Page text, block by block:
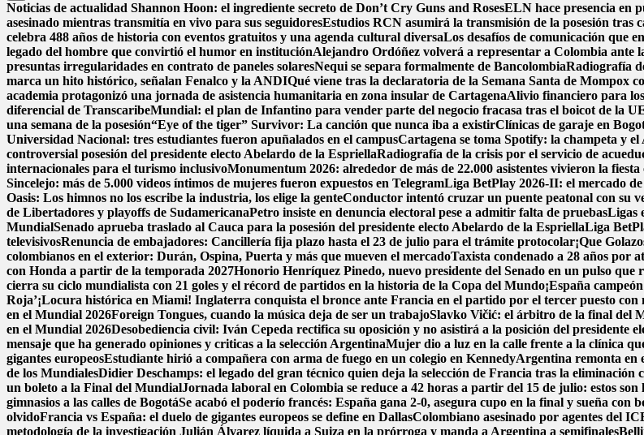
Noticias de actualidad Shannon Hoon: el ingrediente secreto de Don’t Cry Guns and RosesELN hace presencia en
asesinado mientras transmitía en vivo para sus seguidoresEstudios RCN asumirá la transmisión de la posesión tras
celebra 488 años de historia con eventos gratuitos y una agenda cultural diversaLos desafíos de comunicación que
legado del hombre que convirtió el humor en instituciónAlejandro Ordóñez volverá a representar a Colombia ante
presuntas irregularidades en contrato de paneles solaresNequi se separa formalmente de BancolombiaRadiografía
marca un hito histórico, señalan Fenalco y la ANDIQué viene tras la declaratoria de la Semana Santa de Mompox
academia protagonizó una jornada de asistencia humanitaria en zona insular de CartagenaAlivio financiero para
diferencial de TranscaribeMundial: el plan de Infantino para vender parte del negocio fracasa tras el boicot de la
una semana de la posesión“Eye of the tiger” Survivor: La canción que nunca iba a existirClínicas de garaje en
Universidad Nacional: tres estudiantes fueron apuñalados en el campusCartagena se toma Spotify: la champeta y
controversial posesión del presidente electo Abelardo de la EspriellaRadiografía de la crisis por el servicio de
internacionales para el turismo inclusivoMonumentum 2026: alrededor de más de 22.000 asistentes vivieron la
Sincelejo: más de 5.000 videos íntimos de mujeres fueron expuestos en TelegramLiga BetPlay 2026-II: el mercado
Oasis: Los himnos no los escribe la industria, los elige la genteConductor intentó cruzar un puente peatonal con su
de Libertadores y playoffs de SudamericanaPetro insiste en denuncia electoral pese a admitir falta de pruebasLigas
MundialSenado aprueba traslado al Cauca para la posesión del presidente electo Abelardo de la EspriellaLiga
televisivosRenuncia de embajadores: Cancillería fija plazo hasta el 23 de julio para el trámite protocolar¡Que
colombianos en el exterior: Durán, Ospina, Puerta y más que mueven el mercadoTaxista condenado a 28 años por
con Honda a partir de la temporada 2027Honorio Henríquez Pinedo, nuevo presidente del Senado en un pulso que
cierra su ciclo mundialista con 21 goles y el récord de partidos en la historia de la Copa del Mundo¡España
Roja’¡Locura histórica en Miami! Inglaterra conquista el bronce ante Francia en el partido por el tercer puesto con
en el Mundial 2026Foreign Tongues, cuando la música deja de ser un trabajoSlavko Vičić: el árbitro de la final del
en el Mundial 2026Desobediencia civil: Iván Cepeda rectifica su oposición y no asistirá a la posición del presidente
mensaje que ha generado opiniones y criticas a la selección ArgentinaMujer dio a luz en la calle frente a la clínica
gigantes europeosEstudiante hirió a compañera con arma de fuego en un colegio en KennedyArgentina remonta en
de los MundialesDidier Deschamps: el legado del gran técnico quien deja la selección de Francia tras la eliminación
un boleto a la Final del MundialJornada laboral en Colombia se reduce a 42 horas a partir del 15 de julio: estos son
gimnasios a las calles de BogotáSe acabó el poderío francés: España gana 2-0, asegura cupo en la final y sueña con
olvidoFrancia vs España: el duelo de gigantes europeos se define en DallasColombiano asesinado por agentes del
metodología de la investigación Julián Álvarez líquida a Suiza en la prórroga y manda a Argentina a semifinales